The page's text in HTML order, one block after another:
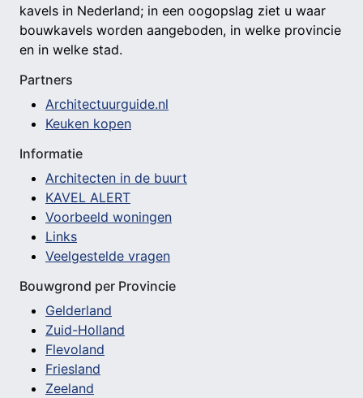
kavels in Nederland; in een oogopslag ziet u waar
bouwkavels worden aangeboden, in welke provincie
en in welke stad.
Partners
Architectuurguide.nl
Keuken kopen
Informatie
Architecten in de buurt
KAVEL ALERT
Voorbeeld woningen
Links
Veelgestelde vragen
Bouwgrond per Provincie
Gelderland
Zuid-Holland
Flevoland
Friesland
Zeeland